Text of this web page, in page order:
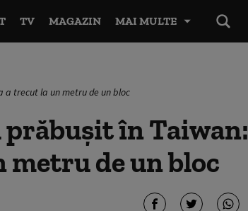
TV MAGAZIN MAI MULTE
a trecut la un metru de un bloc
în Taiwan:
metru de un bloc